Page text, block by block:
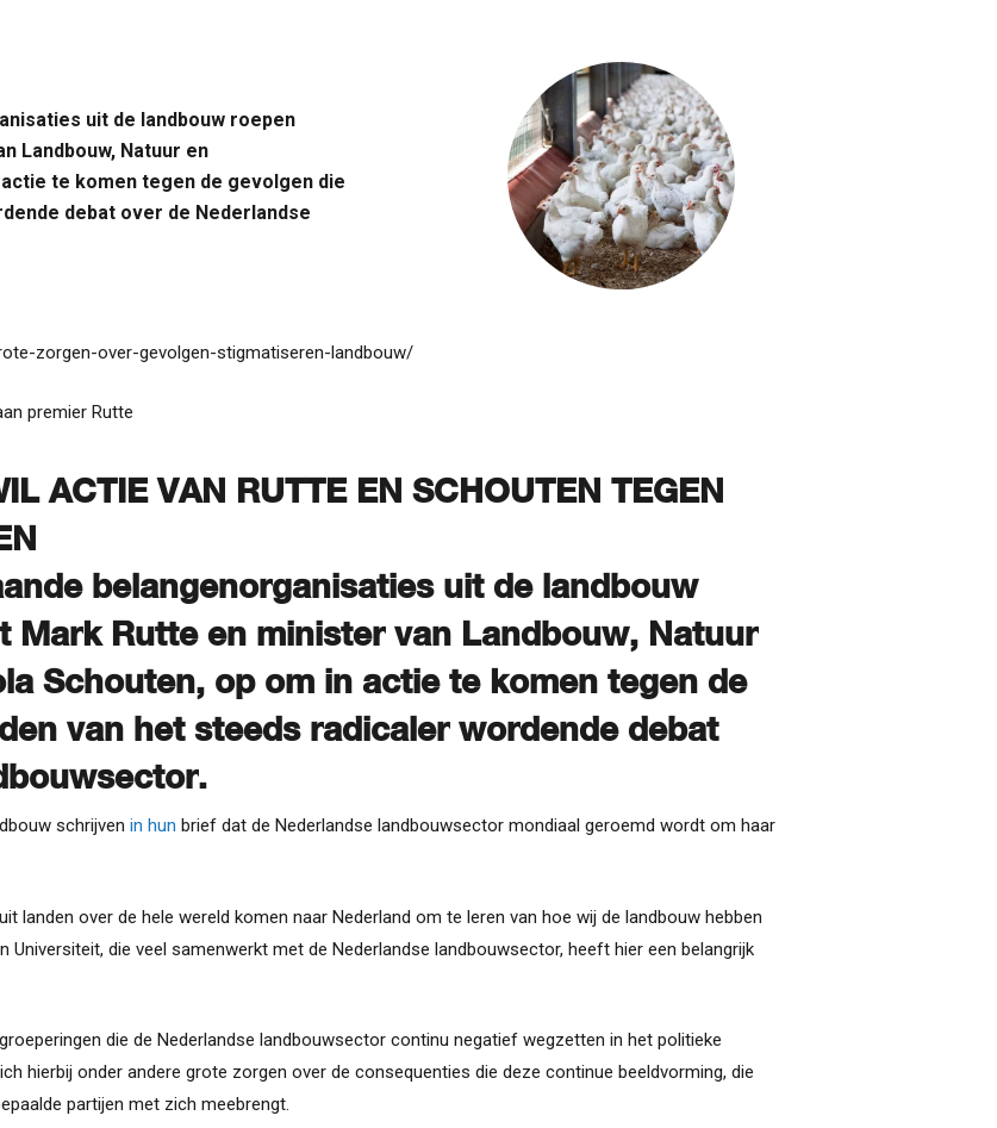
uit de landbouw roepen
Landbouw, Natuur en
te komen tegen de gevolgen die
debat over de Nederlandse
zorgen-over-gevolgen-stigmatiseren-landbouw/
premier Rutte
ACTIE VAN RUTTE EN SCHOUTEN TEGEN
belangenorganisaties uit de landbouw
Mark Rutte en minister van Landbouw, Natuur
Schouten, op om in actie te komen tegen de
van het steeds radicaler wordende debat
schrijven in hun brief dat de Nederlandse landbouwsector mondiaal geroemd wordt om haar
landen over de hele wereld komen naar Nederland om te leren van hoe wij de landbouw hebben
Universiteit, die veel samenwerkt met de Nederlandse landbouwsector, heeft hier een belangrijk
die de Nederlandse landbouwsector continu negatief wegzetten in het politieke
hierbij onder andere grote zorgen over de consequenties die deze continue beeldvorming, die
partijen met zich meebrengt.